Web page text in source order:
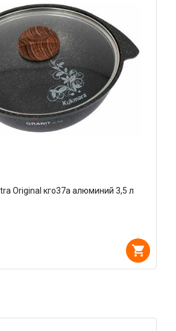
Original кго37а алюминий 3,5 л